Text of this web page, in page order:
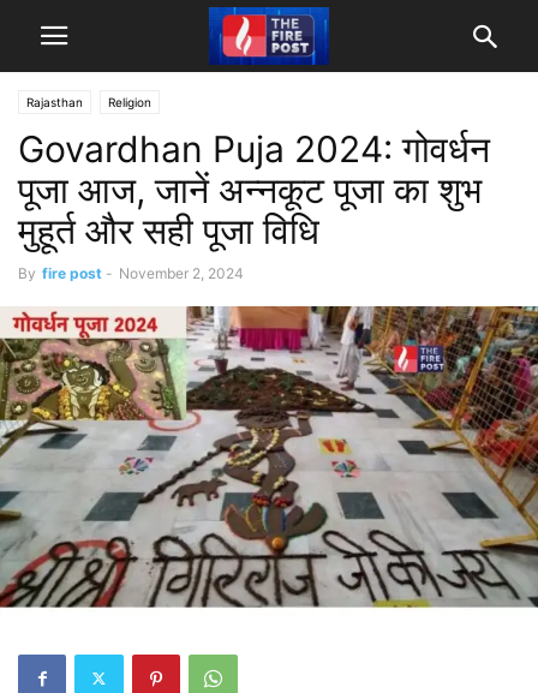
Rajasthan Religion
Govardhan Puja 2024: गोवर्धन
पूजा आज, जानें अन्नकूट पूजा का शुभ
मुहूर्त और सही पूजा विधि
By fire post - November 2, 2024